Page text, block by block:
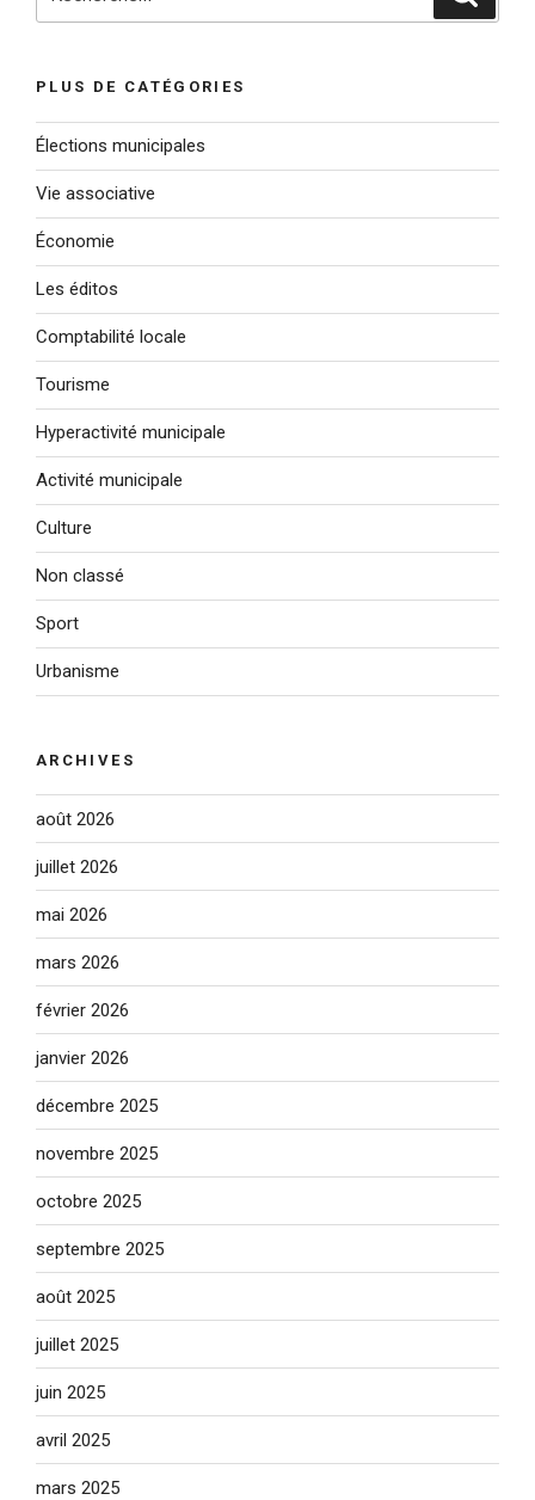
PLUS DE CATÉGORIES
Élections municipales
Vie associative
Économie
Les éditos
Comptabilité locale
Tourisme
Hyperactivité municipale
Activité municipale
Culture
Non classé
Sport
Urbanisme
ARCHIVES
août 2026
juillet 2026
mai 2026
mars 2026
février 2026
janvier 2026
décembre 2025
novembre 2025
octobre 2025
septembre 2025
août 2025
juillet 2025
juin 2025
avril 2025
mars 2025